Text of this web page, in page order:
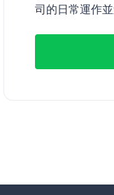
司的日常運作